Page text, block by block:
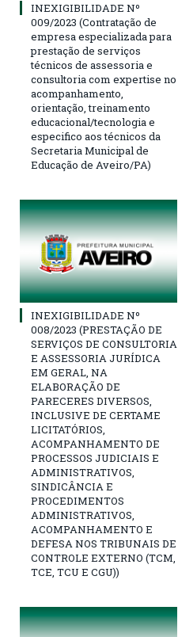
INEXIGIBILIDADE Nº
009/2023 (Contratação de
empresa especializada para
prestação de serviços
técnicos de assessoria e
consultoria com expertise no
acompanhamento,
orientação, treinamento
educacional/tecnologia e
especifico aos técnicos da
Secretaria Municipal de
Educação de Aveiro/PA)
INEXIGIBILIDADE Nº
008/2023 (PRESTAÇÃO DE
SERVIÇOS DE CONSULTORIA
E ASSESSORIA JURÍDICA
EM GERAL, NA
ELABORAÇÃO DE
PARECERES DIVERSOS,
INCLUSIVE DE CERTAME
LICITATÓRIOS,
ACOMPANHAMENTO DE
PROCESSOS JUDICIAIS E
ADMINISTRATIVOS,
SINDICÂNCIA E
PROCEDIMENTOS
ADMINISTRATIVOS,
ACOMPANHAMENTO E
DEFESA NOS TRIBUNAIS DE
CONTROLE EXTERNO (TCM,
TCE, TCU E CGU))